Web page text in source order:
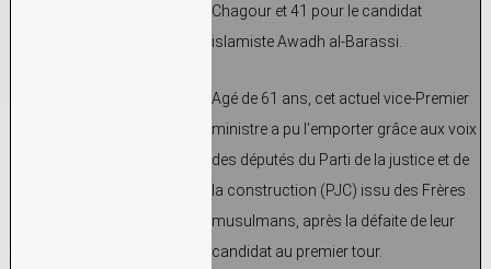
Chagour et 41 pour le candidat
islamiste Awadh al-Barassi.
Agé de 61 ans, cet actuel vice-Premier
ministre a pu l’emporter grâce aux voix
des députés du Parti de la justice et de
la construction (PJC) issu des Frères
musulmans, après la défaite de leur
candidat au premier tour.